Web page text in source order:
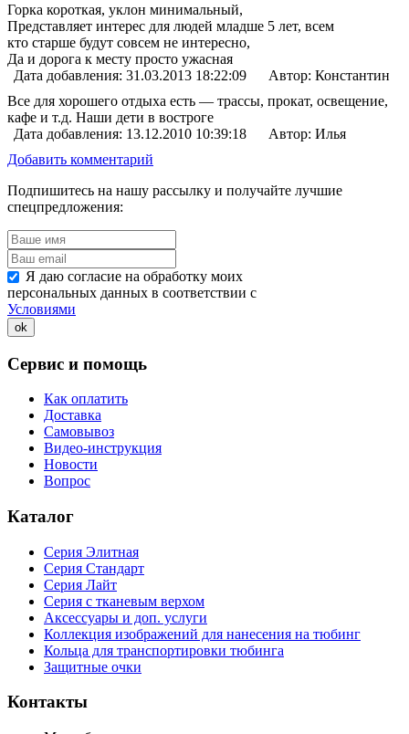
Горка короткая, уклон минимальный,
Представляет интерес для людей младше 5 лет, всем
кто старше будут совсем не интересно,
Да и дорога к месту просто ужасная
Дата добавления: 31.03.2013 18:22:09
Автор: Константин
Все для хорошего отдыха есть — трассы, прокат, освещение,
кафе и т.д. Наши дети в востроге
Дата добавления: 13.12.2010 10:39:18
Автор: Илья
Добавить комментарий
Подпишитесь на нашу рассылку и получайте лучшие
спецпредложения:
Я даю согласие на обработку моих
персональных данных в соответствии с
Условиями
ok
Сервис и помощь
Как оплатить
Доставка
Самовывоз
Видео-инструкция
Новости
Вопрос
Каталог
Серия Элитная
Серия Стандарт
Серия Лайт
Серия с тканевым верхом
Аксессуары и доп. услуги
Коллекция изображений для нанесения на тюбинг
Кольца для транспортировки тюбинга
Защитные очки
Контакты